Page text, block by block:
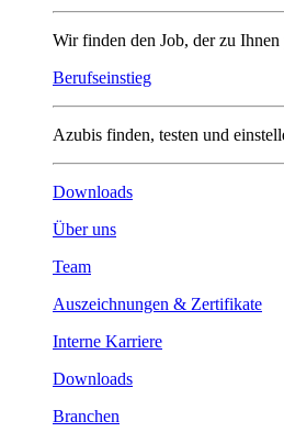
Wir finden den Job, der zu Ihnen
Berufseinstieg
Azubis finden, testen und
Downloads
Über uns
Team
Auszeichnungen & Zertifikate
Interne Karriere
Downloads
Branchen